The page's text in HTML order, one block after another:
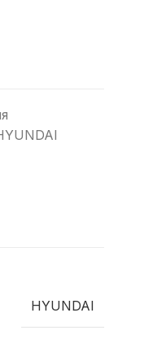
СпецТехноЦентр
Найкращі пропозиції від
HYUNDAI